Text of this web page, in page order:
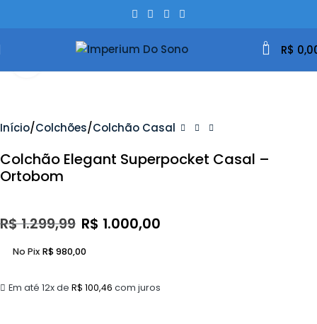
0 R$
Início Colchões Colchão Casal
Colchão Elegant Superpocket Casal –
Ortobom
R$1.299,99 R$ 1.000,00
Em até 12x de R$ 100,46 com juros
No Pix R$980,00